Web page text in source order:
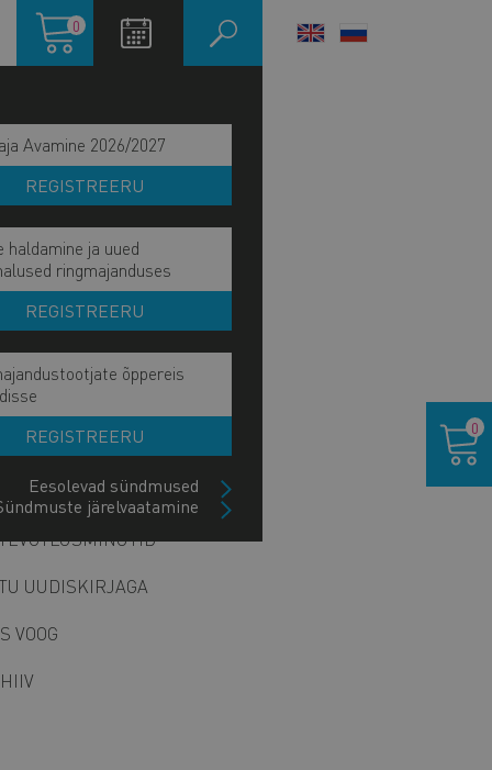
Ostukorv
0
Avamine 2026/2027
REGISTREERU
haldamine ja uued
ringmajanduses
REGISTREERU
õppereis
REGISTREERU
Eesolevad sündmused
järelvaatamine
LANGUAGE
0
UUDISED
UUDISED
UUDISKIRJAGA
VOOG